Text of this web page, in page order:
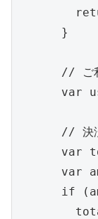
      }
// ご
var
// 決
var
var
if